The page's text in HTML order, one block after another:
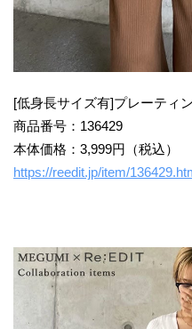
[低身長サイズ有]プレーティ
商品番号：136429
本体価格：3,999円（税込）
https://reedit.jp/item/